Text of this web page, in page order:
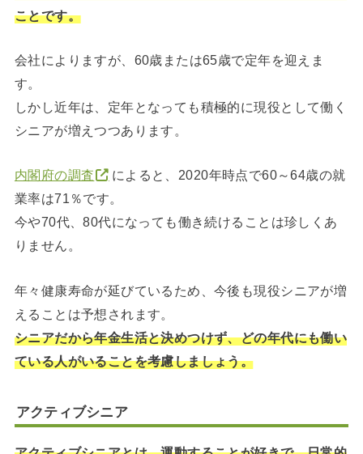
ことです。
会社によりますが、60歳または65歳で定年を迎えま
す。
しかし近年は、定年となっても積極的に現役として働く
シニアが増えつつあります。
内閣府の調査
によると、2020年時点で60～64歳の就
業率は71％です。
今や70代、80代になっても働き続けることは珍しくあ
りません。
年々健康寿命が延びているため、今後も現役シニアが増
えることは予想されます。
シニアだから年金生活と決めつけず、どの年代にも働い
ている人がいることを考慮しましょう。
アクティブシニア